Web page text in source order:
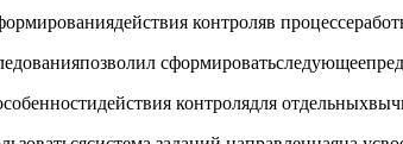
контроляв
контролядля